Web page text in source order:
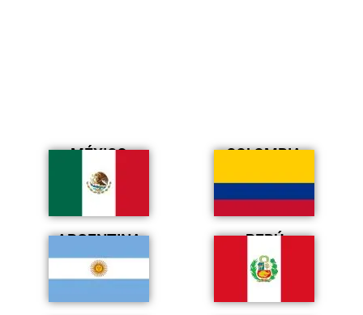
MÉXICO COLOMBIA
ARGENTINA PERÚ